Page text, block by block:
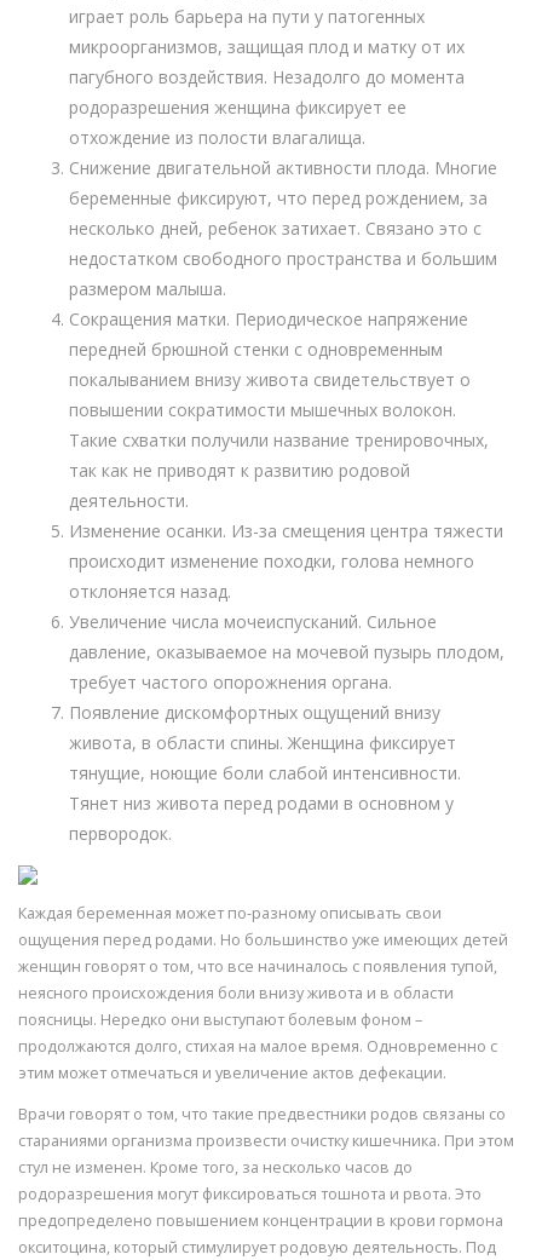
играет роль барьера на пути у патогенных
микроорганизмов, защищая плод и матку от их
пагубного воздействия. Незадолго до момента
родоразрешения женщина фиксирует ее
отхождение из полости влагалища.
Снижение двигательной активности плода. Многие
беременные фиксируют, что перед рождением, за
несколько дней, ребенок затихает. Связано это с
недостатком свободного пространства и большим
размером малыша.
Сокращения матки. Периодическое напряжение
передней брюшной стенки с одновременным
покалыванием внизу живота свидетельствует о
повышении сократимости мышечных волокон.
Такие схватки получили название тренировочных,
так как не приводят к развитию родовой
деятельности.
Изменение осанки. Из-за смещения центра тяжести
происходит изменение походки, голова немного
отклоняется назад.
Увеличение числа мочеиспусканий. Сильное
давление, оказываемое на мочевой пузырь плодом,
требует частого опорожнения органа.
Появление дискомфортных ощущений внизу
живота, в области спины. Женщина фиксирует
тянущие, ноющие боли слабой интенсивности.
Тянет низ живота перед родами в основном у
первородок.
Каждая беременная может по-разному описывать свои
ощущения перед родами. Но большинство уже имеющих детей
женщин говорят о том, что все начиналось с появления тупой,
неясного происхождения боли внизу живота и в области
поясницы. Нередко они выступают болевым фоном –
продолжаются долго, стихая на малое время. Одновременно с
этим может отмечаться и увеличение актов дефекации.
Врачи говорят о том, что такие предвестники родов связаны со
стараниями организма произвести очистку кишечника. При этом
стул не изменен. Кроме того, за несколько часов до
родоразрешения могут фиксироваться тошнота и рвота. Это
предопределено повышением концентрации в крови гормона
окситоцина, который стимулирует родовую деятельность. Под